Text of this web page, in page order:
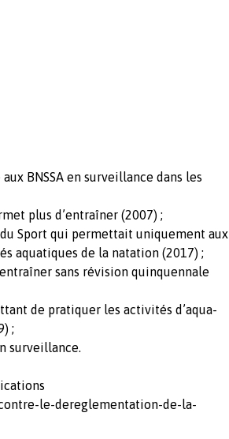
BNSSA en surveillance dans les
plus d’entraîner (2007) ;
Sport qui permettait uniquement aux
aquatiques de la natation (2017) ;
sans révision quinquennale
de pratiquer les activités d’aqua-
;
surveillance.
le-dereglementation-de-la-